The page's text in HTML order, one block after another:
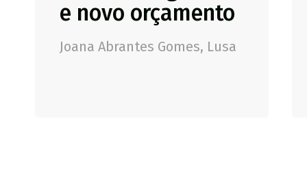
e novo orçamento
Joana Abrantes Gomes, Lusa